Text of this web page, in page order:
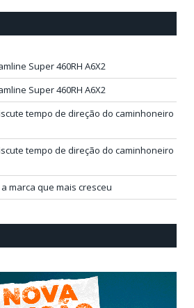
Super 460RH A6X2
Super 460RH A6X2
tempo de direção do caminhoneiro
tempo de direção do caminhoneiro
marca que mais cresceu